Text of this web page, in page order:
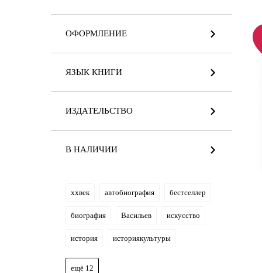
ОФОРМЛЕНИЕ
ЯЗЫК КНИГИ
ИЗДАТЕЛЬСТВО
В НАЛИЧИИ
xxвек автобиография бестселлер
биография Васильев искусство
история историякультуры
ещё 12